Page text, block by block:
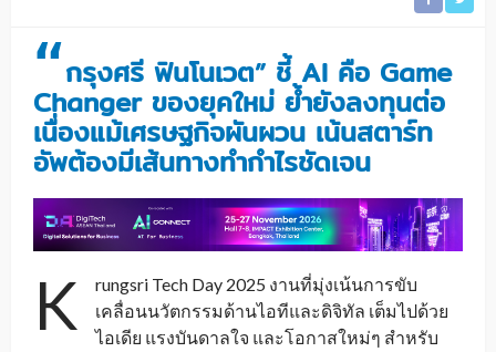
“กรุงศรี ฟินโนเวต” ชี้ AI คือ Game
Changer ของยุคใหม่ ย้ำยังลงทุนต่อ
เนื่องแม้เศรษฐกิจผันผวน เน้นสตาร์ท
อัพต้องมีเส้นทางทำกำไรชัดเจน
K
rungsri Tech Day 2025 งานที่มุ่งเน้นการขับ
เคลื่อนนวัตกรรมด้านไอทีและดิจิทัล เต็มไปด้วย
ไอเดีย แรงบันดาลใจ และโอกาสใหม่ๆ สำหรับ